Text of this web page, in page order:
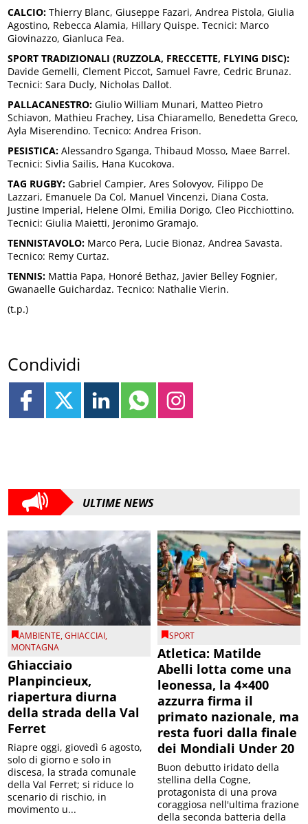
CALCIO: Thierry Blanc, Giuseppe Fazari, Andrea Pistola, Giulia
Agostino, Rebecca Alamia, Hillary Quispe. Tecnici: Marco
Giovinazzo, Gianluca Fea.
SPORT TRADIZIONALI (RUZZOLA, FRECCETTE, FLYING DISC):
Davide Gemelli, Clement Piccot, Samuel Favre, Cedric Brunaz.
Tecnici: Sara Ducly, Nicholas Dallot.
PALLACANESTRO: Giulio William Munari, Matteo Pietro
Schiavon, Mathieu Frachey, Lisa Chiaramello, Benedetta Greco,
Ayla Miserendino. Tecnico: Andrea Frison.
PESISTICA: Alessandro Sganga, Thibaud Mosso, Maee Barrel.
Tecnici: Sivlia Sailis, Hana Kucokova.
TAG RUGBY: Gabriel Campier, Ares Solovyov, Filippo De
Lazzari, Emanuele Da Col, Manuel Vincenzi, Diana Costa,
Justine Imperial, Helene Olmi, Emilia Dorigo, Cleo Picchiottino.
Tecnici: Giulia Maietti, Jeronimo Gramajo.
TENNISTAVOLO: Marco Pera, Lucie Bionaz, Andrea Savasta.
Tecnico: Remy Curtaz.
TENNIS: Mattia Papa, Honoré Bethaz, Javier Belley Fognier,
Gwanaelle Guichardaz. Tecnico: Nathalie Vierin.
(t.p.)
Condividi
ULTIME NEWS
AMBIENTE,GHIACCIAI,
MONTAGNA
Ghiacciaio
Planpincieux,
riapertura diurna
della strada della Val
Ferret
Riapre oggi, giovedì 6 agosto,
solo di giorno e solo in
discesa, la strada comunale
della Val Ferret; si riduce lo
scenario di rischio, in
movimento u...
SPORT
Atletica: Matilde
Abelli lotta come una
leonessa, la 4×400
azzurra firma il
primato nazionale, ma
resta fuori dalla finale
dei Mondiali Under 20
Buon debutto iridato della
stellina della Cogne,
protagonista di una prova
coraggiosa nell'ultima frazione
della seconda batteria della